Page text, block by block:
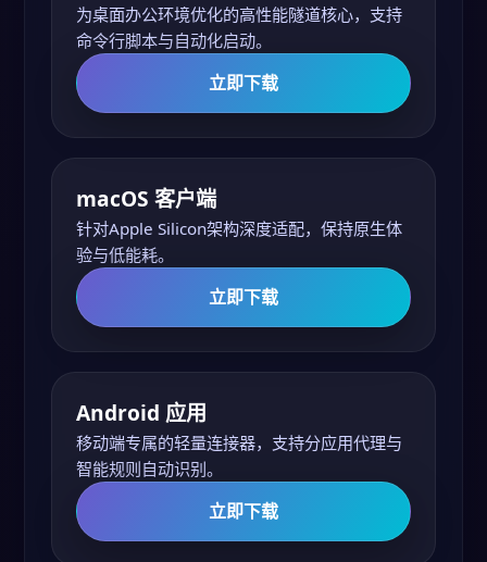
为桌面办公环境优化的高性能隧道核心，支持
命令行脚本与自动化启动。
立即下载
macOS 客户端
针对Apple Silicon架构深度适配，保持原生体
验与低能耗。
立即下载
Android 应用
移动端专属的轻量连接器，支持分应用代理与
智能规则自动识别。
立即下载